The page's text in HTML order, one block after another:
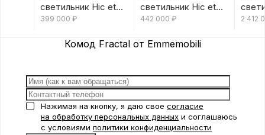
светильник Hic et
Nunc 120 см от
399 000 ₽
светильник Hic et
Nunc 80 см от
442 000 ₽
от
2 412
Комод Fractal от Emmemobili
Нажимая на кнопку, я даю свое согласие
на обработку персональных данных и соглашаюсь
с условиями политики конфиденциальности